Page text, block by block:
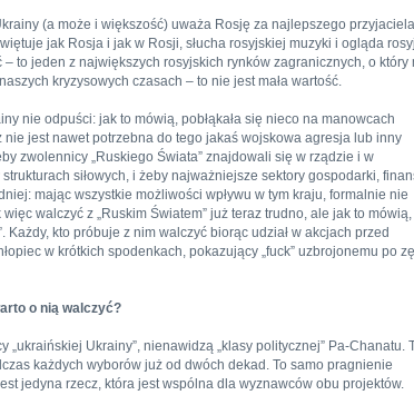
(a może i większość) uważa Rosję za najlepszego
jak Rosja i jak w Rosji, słucha rosyjskiej muzyki i ogląda
to jeden z największych rosyjskich rynków zagranicznych, o który
kryzysowych czasach – to nie jest mała wartość.
nie odpuści: jak to mówią, pobłąkała się nieco na manowcach
jest nawet potrzebna do tego jakaś wojskowa agresja lub inny
zwolennicy „Ruskiego Świata” znajdowali się w rządzie i w
siłowych, i żeby najważniejsze sektory gospodarki,
mając wszystkie możliwości wpływu w tym kraju, formalnie nie
walczyć z „Ruskim Światem” już teraz trudno, ale jak to mówią,
kto próbuje z nim walczyć biorąc udział w akcjach przed
w krótkich spodenkach, pokazujący „fuck” uzbrojonemu po
o nią walczyć?
„ukraińskiej Ukrainy”, nienawidzą „klasy politycznej” Pa-Chanatu.
każdych wyborów już od dwóch dekad. To samo pragnienie
jedyna rzecz, która jest wspólna dla wyznawców obu projektów.